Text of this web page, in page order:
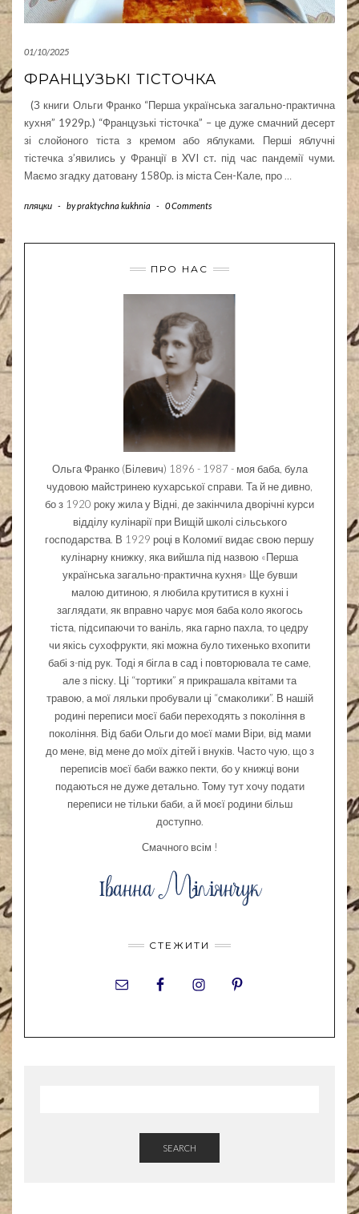
01/10/2025
ФРАНЦУЗЬКІ ТІСТОЧКА
(З книги Ольги Франко “Перша українська загально-практична
кухня” 1929р.) “Французькі тісточка” – це дуже смачний десерт
зі слойоного тіста з кремом або яблуками. Перші яблучні
тістечка з’явились у Франції в XVI ст. під час пандемії чуми.
Маємо згадку датовану 1580р. із міста Сен-Кале, про…
пляцки - bypraktychna kukhnia - 0 Comments
ПРО НАС
Ольга Франко (Білевич) 1896 - 1987 - моя баба, була
чудовою майстринею кухарської справи. Та й не дивно,
бо з 1920 року жила у Відні, де закінчила дворічні курси
відділу кулінарії при Вищій школі сільського
господарства. В 1929 році в Коломиї видає свою першу
кулінарну книжку, яка вийшла під назвою «Перша
українська загально-практична кухня» Ще бувши
малою дитиною, я любила крутитися в кухні і
заглядати, як вправно чарує моя баба коло якогось
тіста, підсипаючи то ваніль, яка гарно пахла, то цедру
чи якісь сухофрукти, які можна було тихенько вхопити
бабі з-під рук. Тоді я бігла в сад і повторювала те саме,
але з піску. Ці “тортики” я прикрашала квітами та
травою, а мої ляльки пробували ці “смаколики”. В нашій
родині переписи моєї баби переходять з покоління в
покоління. Від баби Ольги до моєї мами Віри, від мами
до мене, від мене до моїх дітей і внуків. Часто чую, що з
переписів моєї баби важко пекти, бо у книжці вони
подаються не дуже детально. Тому тут хочу подати
переписи не тільки баби, а й моєї родини більш
доступно.
Смачного всім !
СТЕЖИТИ
SEARCH